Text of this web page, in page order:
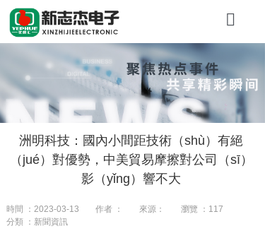
關於
產（
工程
洲明科技：國內小間距技術（shù）有絕
（jué）對優勢，中美貿易摩擦對公司（sī）
影（yǐng）響不大
時間 ：2023-03-13 作者 ： 來源： 瀏覽 ： 117
分類 ：新聞資訊